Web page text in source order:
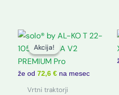
Akcija!
že od 72,6 €na mesec
Akcija!
Vrtni traktorji
Izvirna
je
bila:
Trenutna
je:
4.499,90 €.